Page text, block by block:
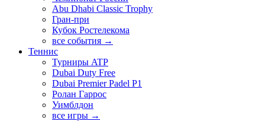
Abu Dhabi Classic Trophy
Гран-при
Кубок Ростелекома
все события →
Теннис
Турниры ATP
Dubai Duty Free
Dubai Premier Padel P1
Ролан Гаррос
Уимблдон
все игры →